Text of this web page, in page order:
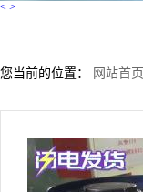
< >
您当前的位置： 网站首页